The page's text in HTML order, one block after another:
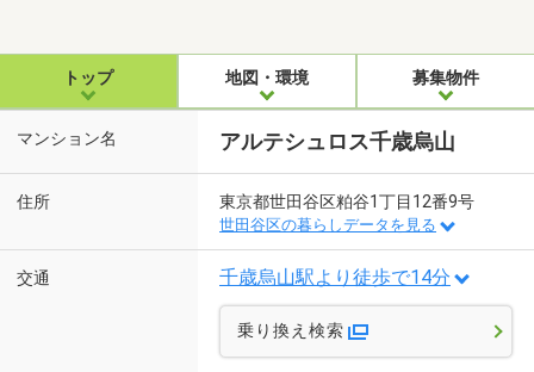
トップ 地図・環境 募集物件
マンション名 アルテシュロス千歳烏山
住所 東京都世田谷区粕谷1丁目12番9号
世田谷区の暮らしデータを見る
交通 千歳烏山駅より徒歩で14分
乗り換え検索